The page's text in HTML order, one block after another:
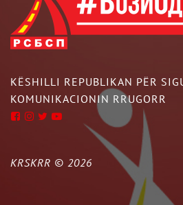
KËSHILLI REPUBLIKAN PËR
KOMUNIKACIONIN RRUGORR
KRSKRR © 2026